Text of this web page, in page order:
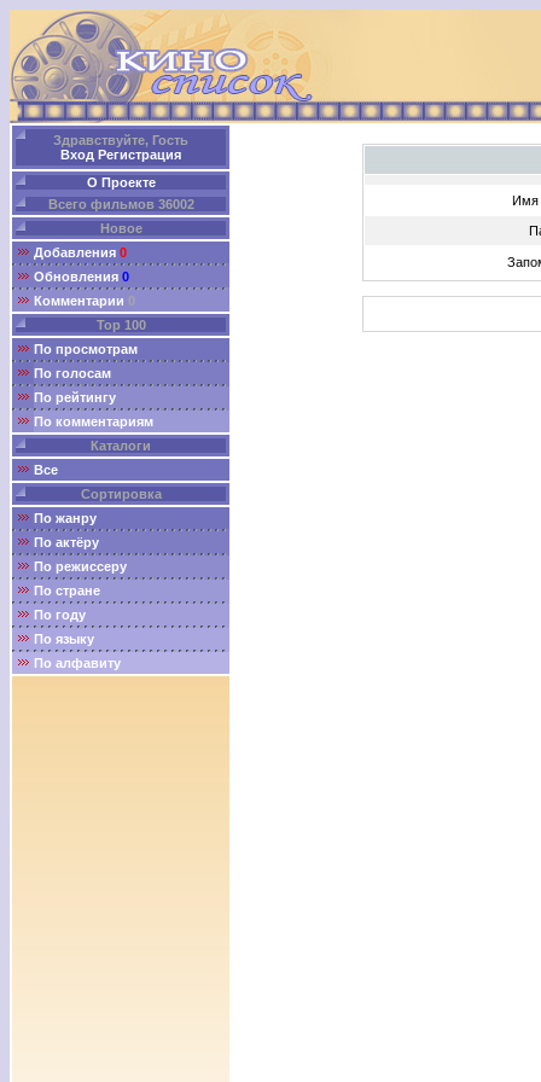
Здравствуйте, Гость
Вход Регистрация
О Проекте
Всего фильмов 36002
Новое
Добавления 0
Обновления 0
Комментарии 0
Top 100
По просмотрам
По голосам
По рейтингу
По комментариям
Каталоги
Все
Сортировка
По жанру
По актёру
По режиссеру
По стране
По году
По языку
По алфавиту
Имя